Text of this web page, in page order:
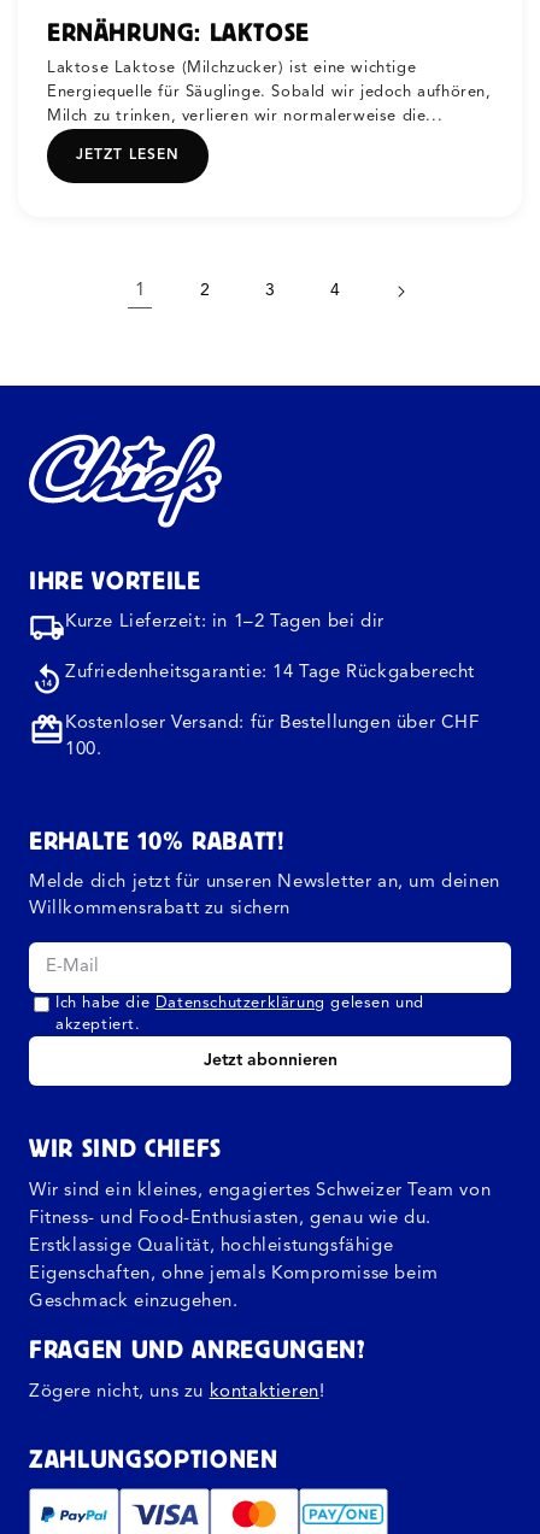
ERNÄHRUNG: LAKTOSE
Laktose Laktose (Milchzucker) ist eine wichtige
Energiequelle für Säuglinge. Sobald wir jedoch aufhören,
Milch zu trinken, verlieren wir normalerweise die...
JETZT LESEN
1 2 3 4
IHRE VORTEILE
Kurze Lieferzeit: in 1–2 Tagen bei dir
Zufriedenheitsgarantie: 14 Tage Rückgaberecht
Kostenloser Versand: für Bestellungen über CHF
100.
ERHALTE 10% RABATT!
Melde dich jetzt für unseren Newsletter an, um deinen
Willkommensrabatt zu sichern
Ich habe die Datenschutzerklärung gelesen und
akzeptiert.
Jetzt abonnieren
WIR SIND CHIEFS
Wir sind ein kleines, engagiertes Schweizer Team von
Fitness- und Food-Enthusiasten, genau wie du.
Erstklassige Qualität, hochleistungsfähige
Eigenschaften, ohne jemals Kompromisse beim
Geschmack einzugehen.
FRAGEN UND ANREGUNGEN?
Zögere nicht, uns zu kontaktieren!
ZAHLUNGSOPTIONEN